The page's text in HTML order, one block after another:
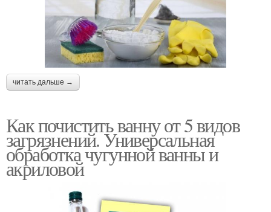
читать дальше →
Как почистить ванну от 5 видов
загрязнений. Универсальная
обработка чугунной ванны и
акриловой